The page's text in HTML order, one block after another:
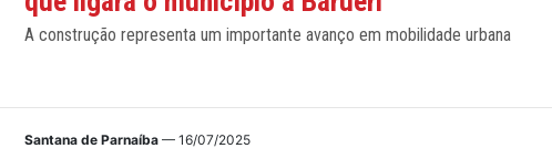
A construção representa um importante avanço em mobilidade urbana
Santana de Parnaíba— 16/07/2025